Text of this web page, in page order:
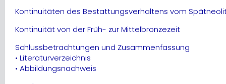
Kontinuitäten des Bestattungsverhaltens vom
Kontinuität von der Früh- zur Mittelbronzezeit
Schlussbetrachtungen und Zusammenfassung
• Literaturverzeichnis
• Abbildungsnachweis